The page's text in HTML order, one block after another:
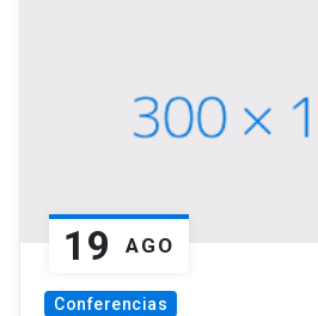
19 AGO
Conferencias